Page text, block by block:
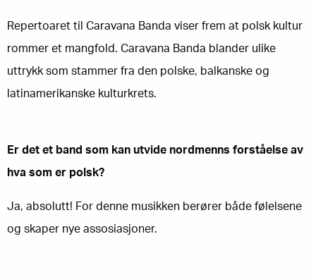
Repertoaret til Caravana Banda viser frem at polsk kultur
rommer et mangfold. Caravana Banda blander ulike
uttrykk som stammer fra den polske, balkanske og
latinamerikanske kulturkrets.
Er det et band som kan utvide nordmenns forståelse av
hva som er polsk?
Ja, absolutt! For denne musikken berører både følelsene
og skaper nye assosiasjoner.